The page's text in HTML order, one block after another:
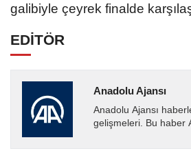
galibiyle çeyrek finalde
EDİTÖR
Anadolu Ajansı
Anadolu Ajansı
gelişmeleri. Bu haber
tarafından geçilen